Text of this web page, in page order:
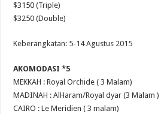
$3150 (Triple)
$3250 (Double)
Keberangkatan: 5-14 Agustus 2015
AKOMODASI *5
MEKKAH : Royal Orchide ( 3 Malam)
MADINAH : AlHaram/Royal dyar (3 Malam )
CAIRO : Le Meridien ( 3 malam)